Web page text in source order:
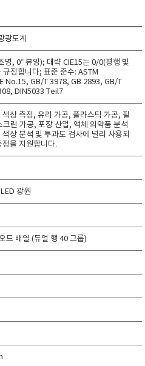
광도계
명, 0° 뷰잉); 대략 CIE15는 0/0(평행 빛
정합니다; 표준 준수: ASTM
No.15, GB/T 3978, GB 2893, GB/T
DIN5033 Teil7
색상 측정, 유리 가공, 플라스틱 가공, 필
크린 가공, 포장 산업, 액체 의약품 분석
상 분석 및 투과도 검사에 널리 사용되
을 지원합니다.
광원
드 배열 (듀얼 행 40 그룹)